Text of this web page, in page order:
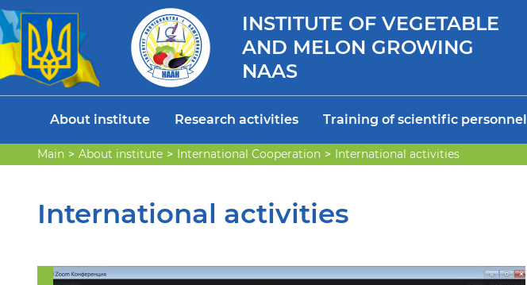
INSTITUTE OF VEGETABLE
AND MELON GROWING
NAAS
About institute Research activities Training of scientific personnel
Main About institute International Cooperation International activities
International activities